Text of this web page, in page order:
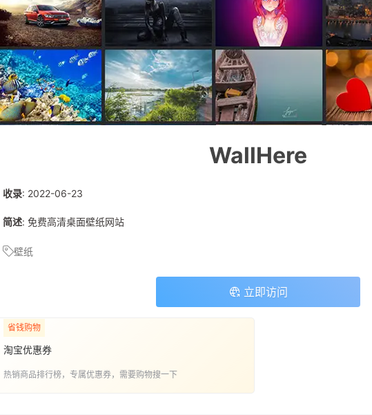
WallHere
收录: 2022-06-23
简述: 免费高清桌面壁纸网站
壁纸
立即访问
省钱购物
淘宝优惠券
热销商品排行榜，专属优惠券，需要购物搜一下